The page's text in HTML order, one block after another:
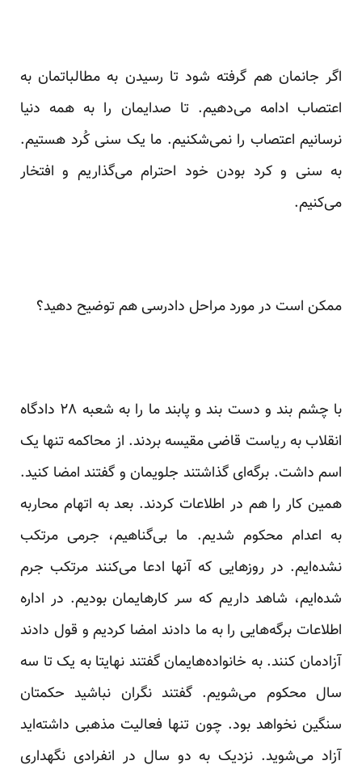
اگر جانمان هم گرفته شود تا رسیدن به مطالباتمان به
اعتصاب ادامه می‌دهیم. تا صدایمان را به همه دنیا
نرسانیم اعتصاب را نمی‌شکنیم. ما یک سنی کُرد هستیم.
به سنی و کرد بودن خود احترام می‌گذاریم و افتخار
می‌کنیم.
ممکن است در مورد مراحل دادرسی هم توضیح دهید؟
با چشم بند و دست بند و پابند ما را به شعبه ۲۸ دادگاه
انقلاب به ریاست قاضی مقیسه بردند. از محاکمه تنها یک
اسم داشت. برگه‌ای گذاشتند جلویمان و گفتند امضا کنید.
همین کار را هم در اطلاعات کردند. بعد به اتهام محاربه
به اعدام محکوم شدیم. ما بی‌گناهیم، جرمی مرتکب
نشده‌ایم. در روزهایی که آنها ادعا می‌کنند مرتکب جرم
شده‌ایم، شاهد داریم که سر کارهایمان بودیم. در اداره
اطلاعات برگه‌هایی را به ما دادند امضا کردیم و قول دادند
آزادمان کنند. به خانواده‌هایمان گفتند نهایتا به یک تا سه
سال محکوم می‌شویم. گفتند نگران نباشید حکمتان
سنگین نخواهد بود. چون تنها فعالیت مذهبی داشته‌اید
آزاد می‌شوید. نزدیک به دو سال در انفرادی نگهداری